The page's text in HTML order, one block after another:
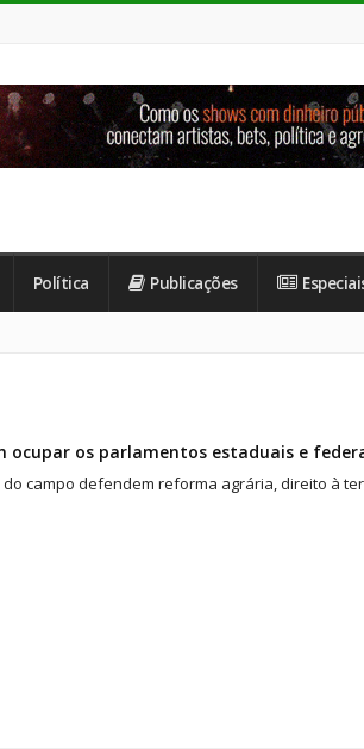
Política Publicações
ocupar os parlamentos estaduais e
campo defendem reforma agrária, direito à